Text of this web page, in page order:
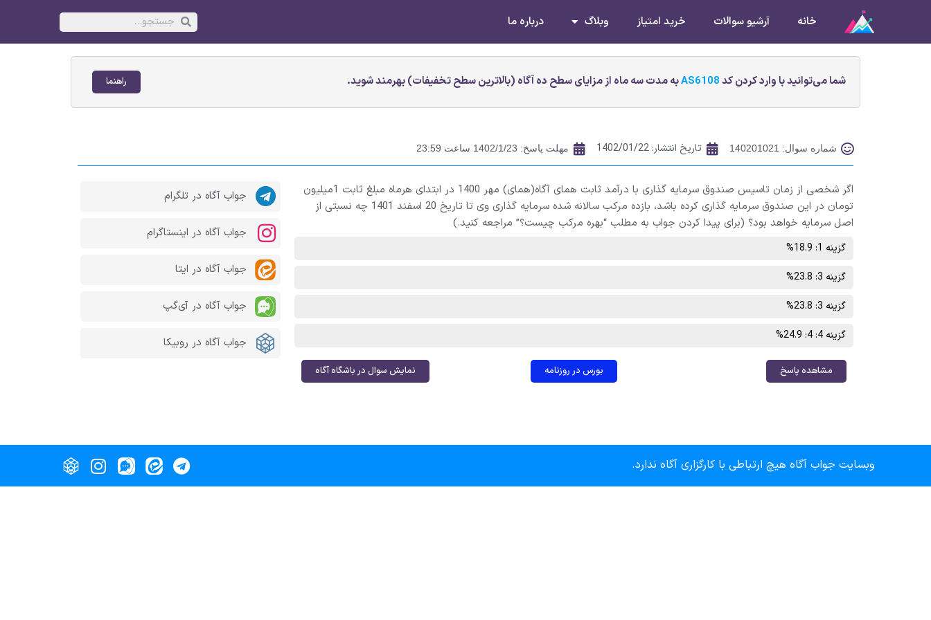
خانه آرشیو سوالات خرید امتیاز وبلاگ درباره ما
شما می‌توانید با وارد کردن کدAS6108به مدت سه ماه از مزایای سطح ده آگاه (بالاترین سطح تخفیفات) بهرمند شوید. راهنما
شماره سوال: 140201021 تاریخ انتشار: 1402/01/22 مهلت پاسخ: 1402/1/23 ساعت 23:59
اگر شخصی از زمان تاسیس صندوق سرمایه گذاری با درآمد ثابت همای آگاه(همای) مهر 1400 در ابتدای هرماه مبلغ ثابت 1میلیون
تومان در این صندوق سرمایه گذاری کرده باشد، بازده مرکب سالانه شده سرمایه گذاری وی تا تاریخ 20 اسفند 1401 چه نسبتی از
اصل سرمایه خواهد بود؟ (برای پیدا کردن جواب به مطلب “بهره مرکب چیست؟” مراجعه کنید.)
گزینه 1: 18.9%
گزینه 3: 23.8%
گزینه 3: 23.8%
گزینه 4: 4: 24.9%
مشاهده پاسخ بورس در روزنامه نمایش سوال در باشگاه آگاه
جواب آگاه در تلگرام
جواب آگاه در اینستاگرام
جواب آگاه در ایتا
جواب آگاه در آی‌گپ
جواب آگاه در روبیکا
وبسایت جواب آگاه هیچ ارتباطی با کارگزاری آگاه ندارد.